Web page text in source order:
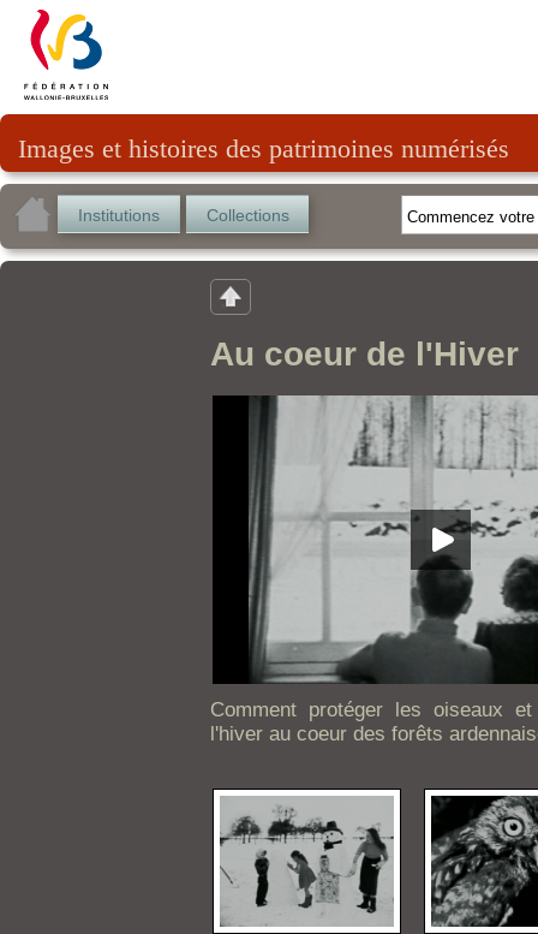
Images et histoires des patrimoines numérisés
Institutions Collections
Au coeur de l'Hiver
Comment protéger les oiseaux
l'hiver au coeur des forêts